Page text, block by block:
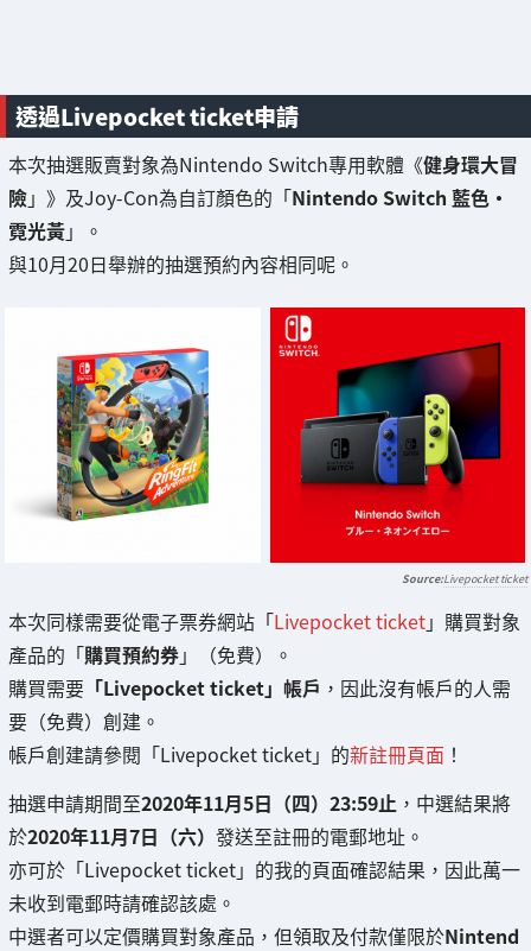
透過Livepocket ticket申請
本次抽選販賣對象為Nintendo Switch專用軟體《健身環大冒
險」》及Joy-Con為自訂顏色的「Nintendo Switch 藍色・
霓光黃」。
與10月20日舉辦的抽選預約內容相同呢。
Livepocket ticket
本次同樣需要從電子票券網站「Livepocket ticket」購買對象
產品的「購買預約券」（免費）。
購買需要 「Livepocket ticket」帳戶 ，因此沒有帳戶的人需
要（免費）創建。
帳戶創建請參閱「Livepocket ticket」的新註冊頁面 ！
抽選申請期間至2020年11月5日（四）23:59止 ，中選結果將
於2020年11月7日（六） 發送至註冊的電郵地址。
亦可於「Livepocket ticket」的我的頁面確認結果，因此萬一
未收到電郵時請確認該處。
中選者可以定價購買對象產品，但領取及付款僅限於Nintend